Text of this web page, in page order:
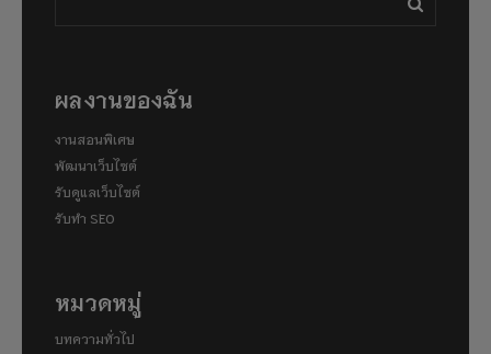
ผลงานของฉัน
งานสอนพิเศษ
พัฒนาเว็บไซต์
รับดูแลเว็บไซต์
รับทำ SEO
หมวดหมู่
บทความทั่วไป